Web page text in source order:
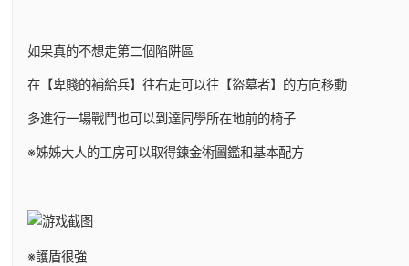
如果真的不想走第二個陷阱區
在【卑賤的補給兵】往右走可以往【盜墓者】的方向移動
多進行一場戰鬥也可以到達同學所在地前的椅子
※姊姊大人的工房可以取得鍊金術圖鑑和基本配方
※護盾很強